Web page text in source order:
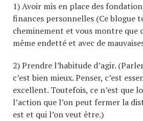
1) Avoir mis en place des
finances personnelles (Ce blogue
cheminement et vous montre que
même endetté et avec de
2) Prendre l’habitude d’agir.
c’est bien mieux. Penser, c’est
excellent. Toutefois, ce n’est que
l’action que l’on peut fermer la
est et qui l’on veut être.)